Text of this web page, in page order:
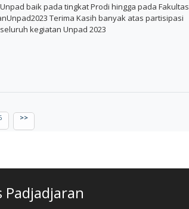
baik pada tingkat Prodi hingga pada Fakultas
Terima Kasih banyak atas partisipasi
kegiatan Unpad 2023
>>